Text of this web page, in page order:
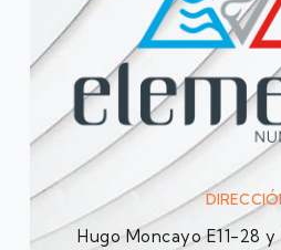
Hugo Moncayo E11-28